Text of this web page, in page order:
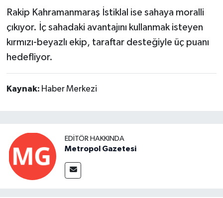
Rakip Kahramanmaraş İstiklal ise sahaya moralli
çıkıyor. İç sahadaki avantajını kullanmak isteyen
kırmızı-beyazlı ekip, taraftar desteğiyle üç puanı
hedefliyor.
Kaynak: Haber Merkezi
EDITÖR HAKKINDA
Metropol Gazetesi